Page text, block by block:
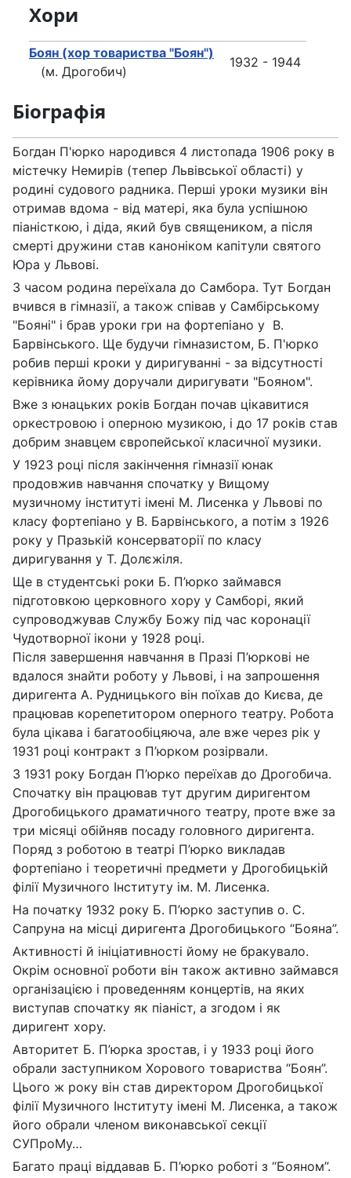
Хори
Боян (хор товариства "Боян")
(м. Дрогобич)
1932 - 1944
Біографія
Богдан П'юрко народився 4 листопада 1906 року в
містечку Немирів (тепер Львівської області) у
родині судового радника. Перші уроки музики він
отримав вдома - від матері, яка була успішною
піаністкою, і діда, який був священиком, а після
смерті дружини став каноніком капітули святого
Юра у Львові.
З часом родина переїхала до Самбора. Тут Богдан
вчився в гімназії, а також співав у Самбірському
"Бояні" і брав уроки гри на фортепіано у В.
Барвінського. Ще будучи гімназистом, Б. П'юрко
робив перші кроки у диригуванні - за відсутності
керівника йому доручали диригувати "Бояном".
Вже з юнацьких років Богдан почав цікавитися
оркестровою і оперною музикою, і до 17 років став
добрим знавцем європейської класичної музики.
У 1923 році після закінчення гімназії юнак
продовжив навчання спочатку у Вищому
музичному інституті імені М. Лисенка у Львові по
класу фортепіано у В. Барвінського, а потім з 1926
року у Празькій консерваторії по класу
диригування у Т. Долєжіля.
Ще в студентські роки Б. П’юрко займався
підготовкою церковного хору у Самборі, який
супроводжував Службу Божу під час коронації
Чудотворної ікони у 1928 році.
Після завершення навчання в Празі П’юркові не
вдалося знайти роботу у Львові, і на запрошення
диригента А. Рудницького він поїхав до Києва, де
працював корепетитором оперного театру. Робота
була цікава і багатообіцяюча, але вже через рік у
1931 році контракт з П’юрком розірвали.
З 1931 року Богдан П’юрко переїхав до Дрогобича.
Спочатку він працював тут другим диригентом
Дрогобицького драматичного театру, проте вже за
три місяці обійняв посаду головного диригента.
Поряд з роботою в театрі П’юрко викладав
фортепіано і теоретичні предмети у Дрогобицькій
філії Музичного Інституту ім. М. Лисенка.
На початку 1932 року Б. П’юрко заступив о. С.
Сапруна на місці диригента Дрогобицького “Бояна”.
Активності й ініціативності йому не бракувало.
Окрім основної роботи він також активно займався
організацією і проведенням концертів, на яких
виступав спочатку як піаніст, а згодом і як
диригент хору.
Авторитет Б. П’юрка зростав, і у 1933 році його
обрали заступником Хорового товариства “Боян”.
Цього ж року він став директором Дрогобицької
філії Музичного Інституту імені М. Лисенка, а також
його обрали членом виконавської секції
СУПроМу…
Багато праці віддавав Б. П’юрко роботі з “Бояном”.